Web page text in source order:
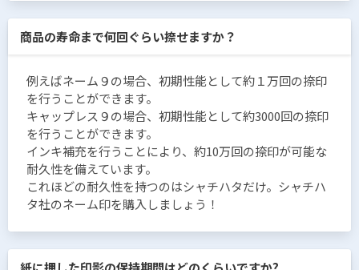
商品の寿命まで何回ぐらい捺せますか？
例えばネーム９の場合、初期性能として約１万回の捺印
を行うことができます。
キャップレス９の場合、初期性能として約3000回の捺印
を行うことができます。
インキ補充を行うことにより、約10万回の捺印が可能な
耐久性を備えています。
これほどの耐久性を持つのはシャチハタだけ。シャチハ
タ社のネーム印を購入しましょう！